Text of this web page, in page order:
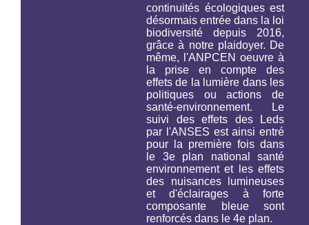
continuités écologiques est
désormais entrée dans la loi
biodiversité depuis 2016,
grâce à notre plaidoyer. De
même, l'ANPCEN oeuvre à
la prise en compte des
effets de la lumière dans les
politiques ou actions de
santé-environnement. Le
suivi des effets des Leds
par l'ANSES est ainsi entré
pour la première fois dans
le 3e plan national santé
environnement et les effets
des nuisances lumineuses
et d'éclairages à forte
composante bleue sont
renforcés dans le 4e plan.